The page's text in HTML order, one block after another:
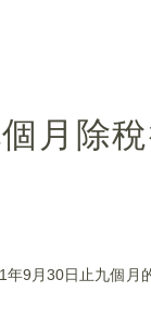
月除
9月30日止九個